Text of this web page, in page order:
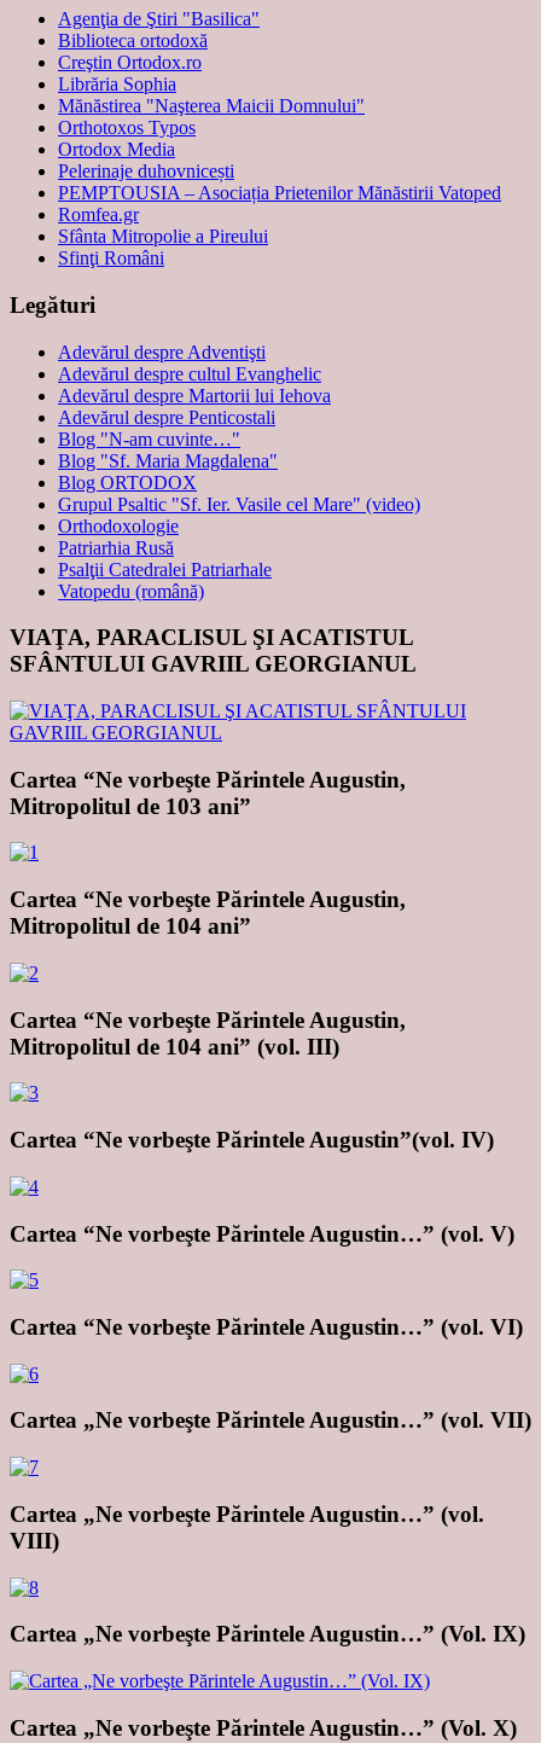
Agenţia de Ştiri "Basilica"
Biblioteca ortodoxă
Creştin Ortodox.ro
Librăria Sophia
Mănăstirea "Naşterea Maicii Domnului"
Orthotoxos Typos
Ortodox Media
Pelerinaje duhovnicești
PEMPTOUSIA – Asociația Prietenilor Mănăstirii Vatoped
Romfea.gr
Sfânta Mitropolie a Pireului
Sfinţi Români
Legături
Adevărul despre Adventişti
Adevărul despre cultul Evanghelic
Adevărul despre Martorii lui Iehova
Adevărul despre Penticostali
Blog "N-am cuvinte…"
Blog "Sf. Maria Magdalena"
Blog ORTODOX
Grupul Psaltic "Sf. Ier. Vasile cel Mare" (video)
Orthodoxologie
Patriarhia Rusă
Psalţii Catedralei Patriarhale
Vatopedu (română)
VIAŢA, PARACLISUL ŞI ACATISTUL
SFÂNTULUI GAVRIIL GEORGIANUL
Cartea “Ne vorbeşte Părintele Augustin,
Mitropolitul de 103 ani”
Cartea “Ne vorbeşte Părintele Augustin,
Mitropolitul de 104 ani”
Cartea “Ne vorbeşte Părintele Augustin,
Mitropolitul de 104 ani” (vol. III)
Cartea “Ne vorbeşte Părintele Augustin”(vol. IV)
Cartea “Ne vorbeşte Părintele Augustin…” (vol. V)
Cartea “Ne vorbeşte Părintele Augustin…” (vol. VI)
Cartea „Ne vorbeşte Părintele Augustin…” (vol. VII)
Cartea „Ne vorbeşte Părintele Augustin…” (vol.
VIII)
Cartea „Ne vorbeşte Părintele Augustin…” (Vol. IX)
Cartea „Ne vorbeşte Părintele Augustin…” (Vol. X)